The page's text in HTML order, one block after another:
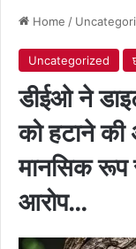
Home /
Uncategorized
डीईओ ने
को हटाने की
मानसिक रूप
आरोप…